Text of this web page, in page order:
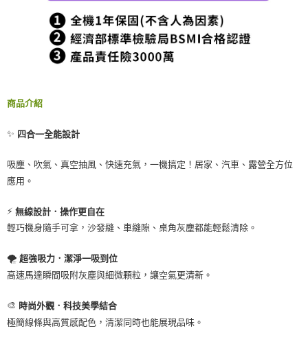
商品介紹
✨ 四合一全能設計
吸塵、吹氣、真空抽風、快速充氣，一機搞定！居家、汽車、露營全方位
應用。
⚡ 無線設計．操作更自在
輕巧機身隨手可拿，沙發縫、車縫隙、桌角灰塵都能輕鬆清除。
🌪️ 超強吸力．潔淨一吸到位
高速馬達瞬間吸附灰塵與細微顆粒，讓空氣更清新。
🎨 時尚外觀．科技美學結合
極簡線條與高質感配色，清潔同時也能展現品味。